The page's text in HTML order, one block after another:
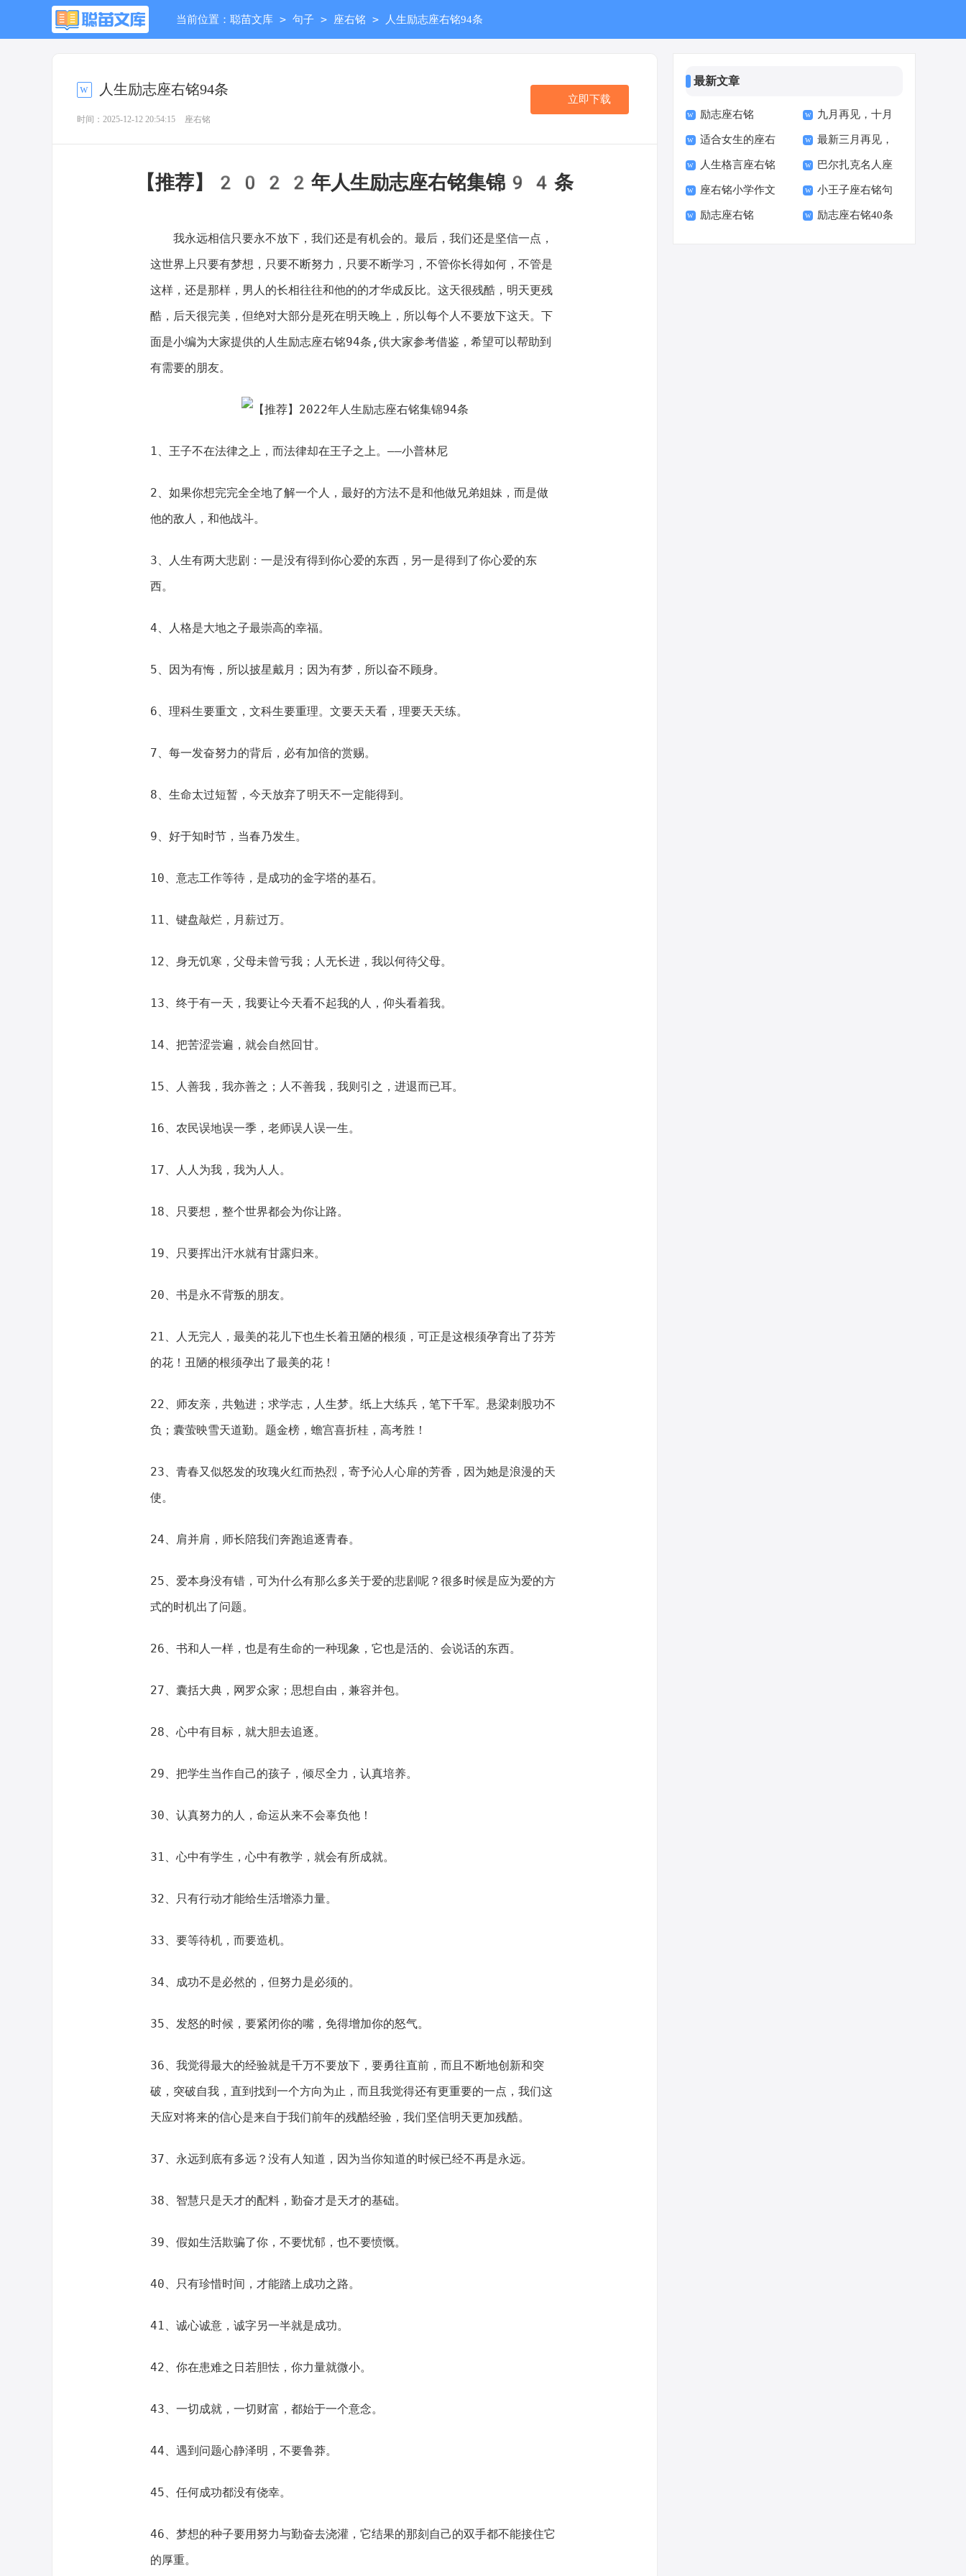
当前位置： 聪苗文库 > 句子 > 座右铭 > 人生励志座右铭94条
人生励志座右铭94条
时间：2025-12-12 20:54:15 座右铭
立即下载
【推荐】2022年人生励志座右铭集锦94条
我永远相信只要永不放下，我们还是有机会的。最后，我们还是坚信一点，
这世界上只要有梦想，只要不断努力，只要不断学习，不管你长得如何，不管是
这样，还是那样，男人的长相往往和他的的才华成反比。这天很残酷，明天更残
酷，后天很完美，但绝对大部分是死在明天晚上，所以每个人不要放下这天。下
面是小编为大家提供的人生励志座右铭94条,供大家参考借鉴，希望可以帮助到
有需要的朋友。
1、王子不在法律之上，而法律却在王子之上。——小普林尼
2、如果你想完完全全地了解一个人，最好的方法不是和他做兄弟姐妹，而是做
他的敌人，和他战斗。
3、人生有两大悲剧：一是没有得到你心爱的东西，另一是得到了你心爱的东
西。
4、人格是大地之子最崇高的幸福。
5、因为有悔，所以披星戴月；因为有梦，所以奋不顾身。
6、理科生要重文，文科生要重理。文要天天看，理要天天练。
7、每一发奋努力的背后，必有加倍的赏赐。
8、生命太过短暂，今天放弃了明天不一定能得到。
9、好于知时节，当春乃发生。
10、意志工作等待，是成功的金字塔的基石。
11、键盘敲烂，月薪过万。
12、身无饥寒，父母未曾亏我；人无长进，我以何待父母。
13、终于有一天，我要让今天看不起我的人，仰头看着我。
14、把苦涩尝遍，就会自然回甘。
15、人善我，我亦善之；人不善我，我则引之，进退而已耳。
16、农民误地误一季，老师误人误一生。
17、人人为我，我为人人。
18、只要想，整个世界都会为你让路。
19、只要挥出汗水就有甘露归来。
20、书是永不背叛的朋友。
21、人无完人，最美的花儿下也生长着丑陋的根须，可正是这根须孕育出了芬芳
的花！丑陋的根须孕出了最美的花！
22、师友亲，共勉进；求学志，人生梦。纸上大练兵，笔下千军。悬梁刺股功不
负；囊萤映雪天道勤。题金榜，蟾宫喜折桂，高考胜！
23、青春又似怒发的玫瑰火红而热烈，寄予沁人心扉的芳香，因为她是浪漫的天
使。
24、肩并肩，师长陪我们奔跑追逐青春。
25、爱本身没有错，可为什么有那么多关于爱的悲剧呢？很多时候是应为爱的方
式的时机出了问题。
26、书和人一样，也是有生命的一种现象，它也是活的、会说话的东西。
27、囊括大典，网罗众家；思想自由，兼容并包。
28、心中有目标，就大胆去追逐。
29、把学生当作自己的孩子，倾尽全力，认真培养。
30、认真努力的人，命运从来不会辜负他！
31、心中有学生，心中有教学，就会有所成就。
32、只有行动才能给生活增添力量。
33、要等待机，而要造机。
34、成功不是必然的，但努力是必须的。
35、发怒的时候，要紧闭你的嘴，免得增加你的怒气。
36、我觉得最大的经验就是千万不要放下，要勇往直前，而且不断地创新和突
破，突破自我，直到找到一个方向为止，而且我觉得还有更重要的一点，我们这
天应对将来的信心是来自于我们前年的残酷经验，我们坚信明天更加残酷。
37、永远到底有多远？没有人知道，因为当你知道的时候已经不再是永远。
38、智慧只是天才的配料，勤奋才是天才的基础。
39、假如生活欺骗了你，不要忧郁，也不要愤慨。
40、只有珍惜时间，才能踏上成功之路。
41、诚心诚意，诚字另一半就是成功。
42、你在患难之日若胆怯，你力量就微小。
43、一切成就，一切财富，都始于一个意念。
44、遇到问题心静泽明，不要鲁莽。
45、任何成功都没有侥幸。
46、梦想的种子要用努力与勤奋去浇灌，它结果的那刻自己的双手都不能接住它
的厚重。
最新文章
励志座右铭 九月再见，十月
你好座右铭说说
适合女生的座右
铭简短 女孩阳光励志
最新三月再见，
四月你好说说座右铭
人生格言座右铭 巴尔扎克名人座
右铭语录
座右铭小学作文 小王子座右铭句
子
励志座右铭 励志座右铭40条